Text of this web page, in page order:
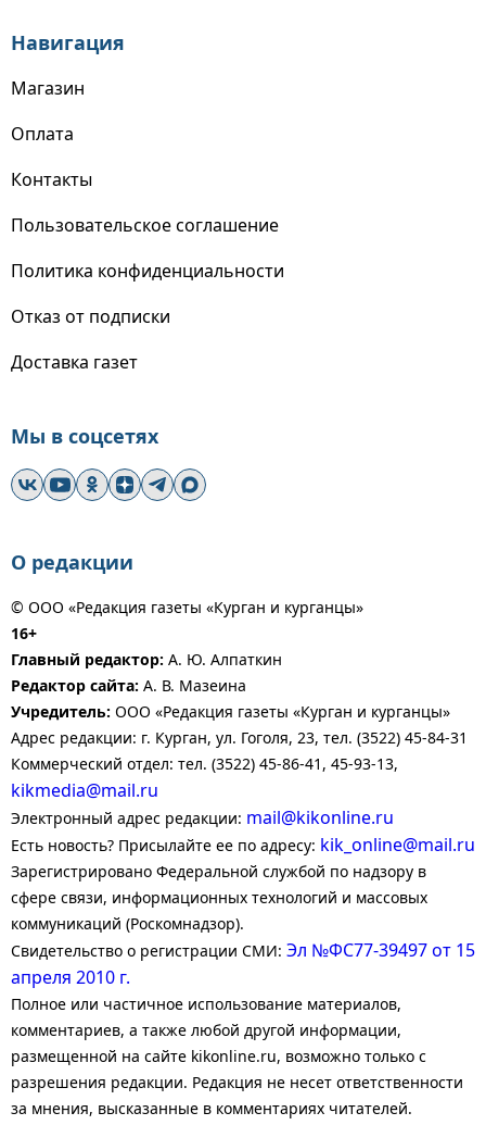
Навигация
Магазин
Оплата
Контакты
Пользовательское соглашение
Политика конфиденциальности
Отказ от подписки
Доставка газет
Мы в соцсетях
О редакции
© ООО «Редакция газеты «Курган и курганцы»
16+
Главный редактор: А. Ю. Алпаткин
Редактор сайта: А. В. Мазеина
Учредитель: ООО «Редакция газеты «Курган и курганцы»
Адрес редакции: г. Курган, ул. Гоголя, 23, тел. (3522) 45-84-31
Коммерческий отдел: тел. (3522) 45-86-41, 45-93-13,
kikmedia@mail.ru
Электронный адрес редакции: mail@kikonline.ru
Есть новость? Присылайте ее по адресу: kik_online@mail.ru
Зарегистрировано Федеральной службой по надзору в
сфере связи, информационных технологий и массовых
коммуникаций (Роскомнадзор).
Свидетельство о регистрации СМИ: Эл №ФС77-39497 от 15
апреля 2010 г.
Полное или частичное использование материалов,
комментариев, а также любой другой информации,
размещенной на сайте kikonline.ru, возможно только с
разрешения редакции. Редакция не несет ответственности
за мнения, высказанные в комментариях читателей.